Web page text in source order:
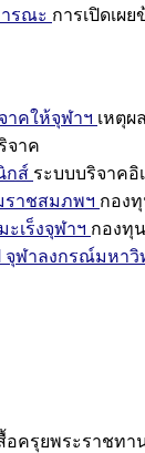
ารณะ การเปิดเผ
าคให้จุฬาฯ เหตุผ
จาค
กส์ ระบบบริจาคอิ
ราชสมภพฯ กอง
เร็งจุฬาฯ กองทุ
จุฬาลงกรณ์มหาวิ
อครุยพระราชทา